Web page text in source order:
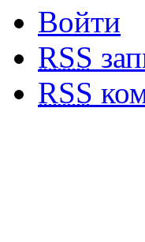
Войти
RSS
RSS